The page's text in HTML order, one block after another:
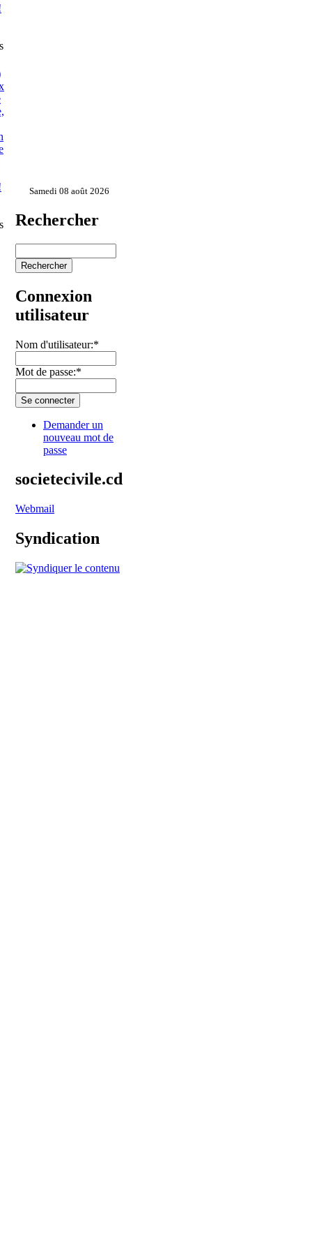
Samedi 08 août 2026
Rechercher
Connexion
utilisateur
Nom d'utilisateur:*
Mot de passe:*
Demander un
nouveau mot de
passe
societecivile.cd
Webmail
Syndication